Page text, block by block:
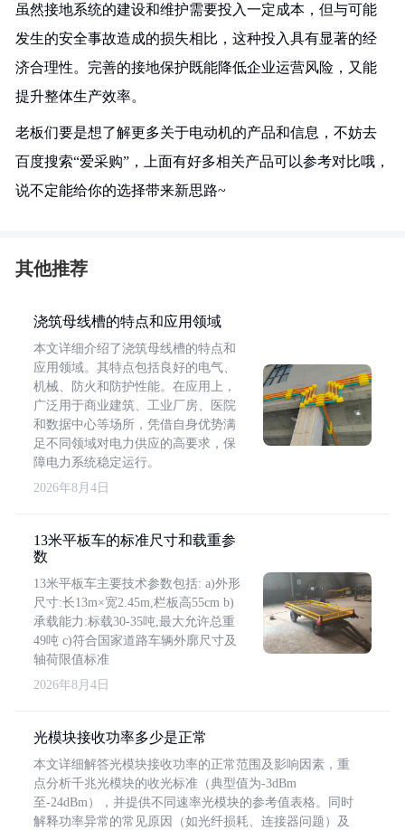
虽然接地系统的建设和维护需要投入一定成本，但与可能
发生的安全事故造成的损失相比，这种投入具有显著的经
济合理性。完善的接地保护既能降低企业运营风险，又能
提升整体生产效率。
老板们要是想了解更多关于电动机的产品和信息，不妨去
百度搜索“爱采购”，上面有好多相关产品可以参考对比哦，
说不定能给你的选择带来新思路~
其他推荐
浇筑母线槽的特点和应用领域
本文详细介绍了浇筑母线槽的特点和
应用领域。其特点包括良好的电气、
机械、防火和防护性能。在应用上，
广泛用于商业建筑、工业厂房、医院
和数据中心等场所，凭借自身优势满
足不同领域对电力供应的高要求，保
障电力系统稳定运行。
2026年8月4日
13米平板车的标准尺寸和载重参
数
13米平板车主要技术参数包括: a)外形
尺寸:长13m×宽2.45m,栏板高55cm b)
承载能力:标载30-35吨,最大允许总重
49吨 c)符合国家道路车辆外廓尺寸及
轴荷限值标准
2026年8月4日
光模块接收功率多少是正常
本文详细解答光模块接收功率的正常范围及影响因素，重
点分析千兆光模块的收光标准（典型值为-3dBm
至-24dBm），并提供不同速率光模块的参考值表格。同时
解释功率异常的常见原因（如光纤损耗、连接器问题）及